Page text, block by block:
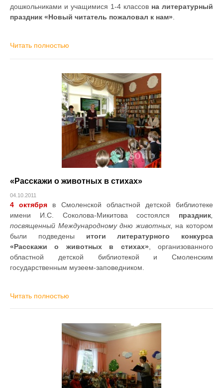
дошкольниками и учащимися 1-4 классов на литературный
праздник «Новый читатель пожаловал к нам»
Читать полностью
«Расскажи о животных в стихах»
04.10.2011
4 октября в Смоленской областной детской библиотеке
имени И.С. Соколова-Микитова состоялся праздник
посвященный Международному дню животных,
на котором
были подведены итоги литературного конкурса
«Расскажи о животных в стихах» , организованного
областной детской библиотекой и Смоленским
государственным музеем-заповедником.
Читать полностью